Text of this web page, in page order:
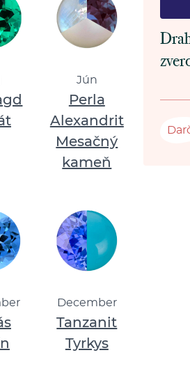
Jún
Perla
Alexandrit
Mesačný
kameň
December
Tanzanit
Tyrkys